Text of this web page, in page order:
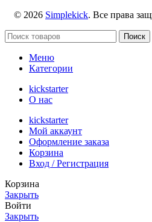
© 2026 Simplekick. Все права
Поиск
Меню
Категории
kickstarter
О нас
kickstarter
Мой аккаунт
Оформление заказа
Корзина
Вход / Регистрация
Корзина
Закрыть
Войти
Закрыть